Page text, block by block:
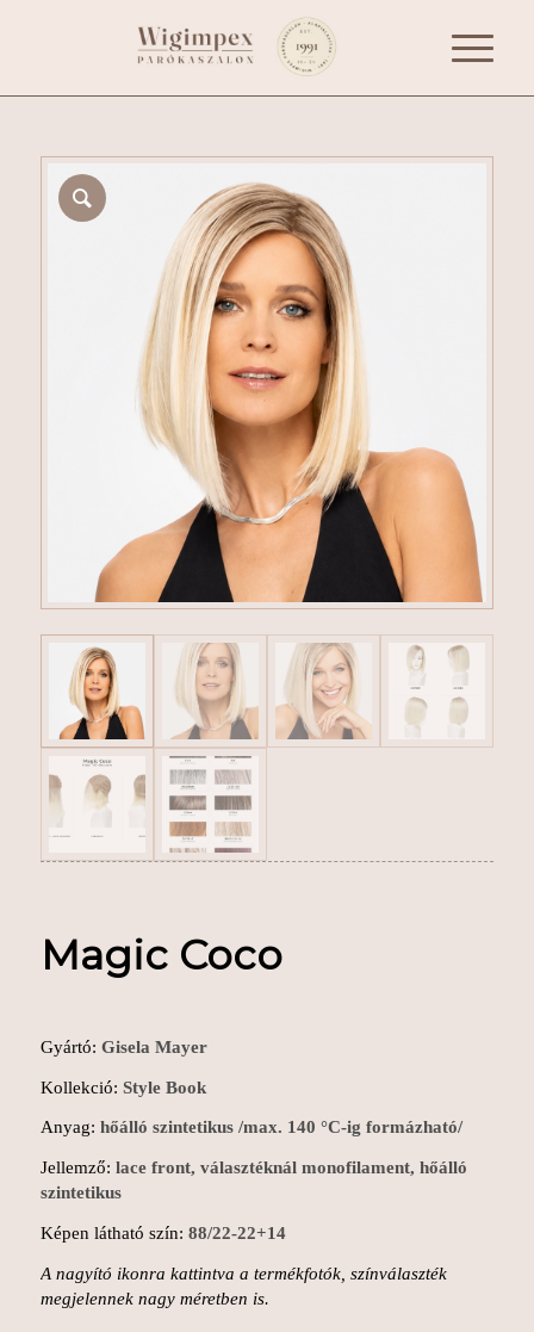
Magic Coco
Gyártó: Gisela Mayer
Kollekció: Style Book
Anyag: hőálló szintetikus /max. 140 °C-ig formázható/
Jellemző: lace front, választéknál monofilament, hőálló
szintetikus
Képen látható szín: 88/22-22+14
A nagyító ikonra kattintva a termékfotók, színválaszték
megjelennek nagy méretben is.